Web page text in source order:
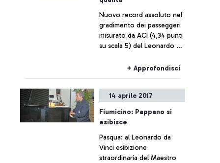
Nuovo record assoluto nel
gradimento dei passeggeri
misurato da ACI (4,34 punti
su scala 5) del Leonardo da
anche nel 2017 primo scalo
UE.
+ Approfondisci
14 aprile 2017
Fiumicino: Pappano si
esibisce
Pasqua: al Leonardo da
Vinci esibizione
straordinaria del Maestro